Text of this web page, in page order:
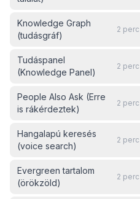
Knowledge Graph
(tudásgráf)
2 perc
Tudáspanel
(Knowledge Panel)
2 perc
People Also Ask (Erre
is rákérdeztek)
2 perc
Hangalapú keresés
(voice search)
2 perc
Evergreen tartalom
(örökzöld)
2 perc